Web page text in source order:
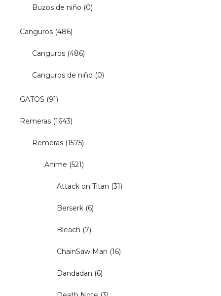
Buzos de niño (0)
Canguros (486)
Canguros (486)
Canguros de niño (0)
GATOS (91)
Remeras (1643)
Remeras (1575)
Anime (521)
Attack on Titan (31)
Berserk (6)
Bleach (7)
ChainSaw Man (16)
Dandadan (6)